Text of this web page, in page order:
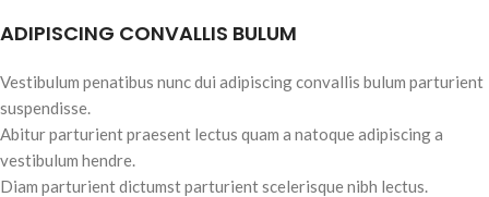
ADIPISCING CONVALLIS BULUM
Vestibulum penatibus nunc dui adipiscing convallis bulum parturient
suspendisse.
Abitur parturient praesent lectus quam a natoque adipiscing a
vestibulum hendre.
Diam parturient dictumst parturient scelerisque nibh lectus.